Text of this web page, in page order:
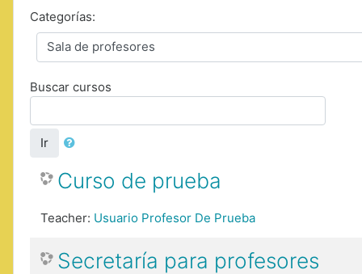
Categorías:
Buscar cursos
Ir
Curso de prueba
Teacher: Usuario Profesor De Prueba
Secretaría para profesores